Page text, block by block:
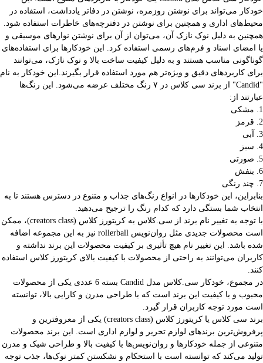
خودکار می‌تواند برای نوشتن روزمره، نوشتن در دفاتر یادداشت، استفاده در
محیط‌های اداری و همچنین برای نوشتن در دفترچه‌های خاطرات استفاده شود.
همچنین به دلیل نوک نازک آن، می‌توان از آن برای نوشتن نوارهای موسیقی و
یا امضای اسناد و فرم‌های رسمی استفاده کرد. این خودکارها برای استفاده‌های
گوناگونی مناسب هستند و به دلیل کیفیت ساخت بالا و نوک نازک، می‌توانند
برای کاربردهای دقیق و ویژه‌تر هم مورد استفاده قرار بگیرند.این خودکار به نام
"Candid" از برند سی کلاس در ۷ رنگ مختلف عرضه می‌شود. این رنگ‌ها
عبارتند از:
1. مشکی
2. قرمز
3. آبی
4. سبز
5. صورتی
6. بنفش
7. چند رنگی
بنابراین، این خودکارها در انواع رنگ‌های جذاب و متنوع در دسترس هستند تا به
انتخاب شما بستگی دارد که کدام رنگ را ترجیح می‌دهید.
با توجه به تغییر نام برند از سی.کلاس به کریتورز کلاس (creators class)، ممکن
است محصولات جدیدی مثل روان‌نویس rollerball نیز به این مجموعه اضافه
شده باشد. این تغییر نام هیچ تأثیری بر کیفیت محصولات این برند نداشته و
کاربران می‌توانند به راحتی از محصولات با کیفیت بالای کریتورز کلاس استفاده
کنند.
در مجموع، خودکار سی.کلاس مدل Candid بسته 6 عددی یکی از محصولات
محبوب و با کیفیت این برند است که با طراحی مدرن و کارایی بالا، توانسته
است مورد توجه کاربران قرار گیرد.
برند سی کلاس یا کریتورز کلاس (creators class) یکی از معروفترین و
پرفروش‌ترین برندهای لوازم تحریر و لوازم اداری است. این برند محصولات
متنوعی از جمله خودکارها و روان‌نویس‌ها با کیفیت بالا و طراحی شیک و مدرن
تولید می‌کند که توانسته است با استحکام و نشکستن کمتر نوک‌ها، جذب توجه